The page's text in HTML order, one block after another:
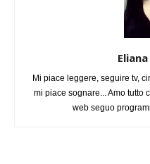
Mi piace leggere, seguire tv,
mi piace sognare... Amo tutto
web seguo